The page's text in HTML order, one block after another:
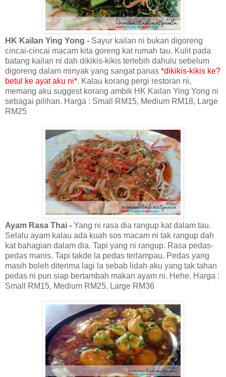
HK Kailan Ying Yong - Sayur kailan ni bukan digoreng
cincai-cincai macam kita goreng kat rumah tau. Kulit pada
batang kailan ni dah dikikis-kikis terlebih dahulu sebelum
digoreng dalam minyak yang sangat panas *dikikis-kikis ke?
betul ke ayat aku ni*. Kalau korang pergi restoran ni,
memang aku suggest korang ambik HK Kailan Ying Yong ni
sebagai pilihan. Harga : Small RM15, Medium RM18, Large
RM25
Ayam Rasa Thai - Yang ni rasa dia rangup kat dalam tau.
Selalu ayam kalau ada kuah sos macam ni tak rangup dah
kat bahagian dalam dia. Tapi yang ni rangup. Rasa pedas-
pedas manis. Tapi takde la pedas terlampau. Pedas yang
masih boleh diterima lagi la sebab lidah aku yang tak tahan
pedas ni pun siap bertambah makan ayam ni. Hehe. Harga :
Small RM15, Medium RM25, Large RM36